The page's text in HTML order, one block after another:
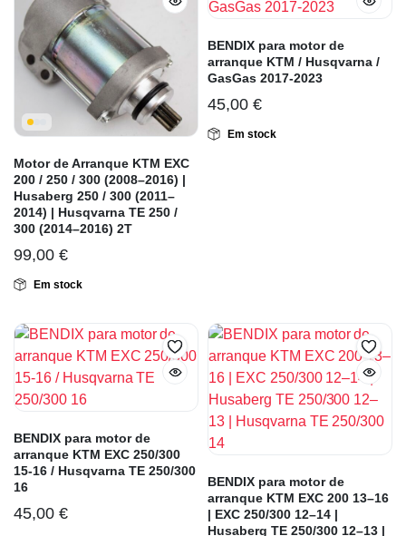
Motor de Arranque KTM EXC
200 / 250 / 300 (2008–2016) |
Husaberg 250 / 300 (2011–
2014) | Husqvarna TE 250 /
300 (2014–2016) 2T
99,00 €
Em stock
BENDIX para motor de
arranque KTM / Husqvarna /
GasGas 2017-2023
45,00 €
Em stock
BENDIX para motor de
arranque KTM EXC 250/300
15-16 / Husqvarna TE 250/300
16
45,00 €
BENDIX para motor de
arranque KTM EXC 200 13–16
| EXC 250/300 12–14 |
Husaberg TE 250/300 12–13 |